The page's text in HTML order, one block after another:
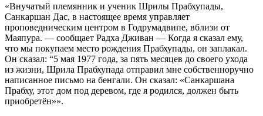
«Внучатый племянник и ученик Шрилы Прабхупады,
Санкаршан Дас, в настоящее время управляет
проповедническим центром в Годрумадвипе, вблизи от
Маяпура. — сообщает Радха Дживан — Когда я сказал ему,
что мы покупаем место рождения Прабхупады, он заплакал.
Он сказал: “5 мая 1977 года, за пять месяцев до своего ухода
из жизни, Шрила Прабхупада отправил мне собственноручно
написанное письмо на бенгали. Он сказал: «Санкаршана
Прабху, этот дом под деревом, где я родился, должен быть
приобретён»».